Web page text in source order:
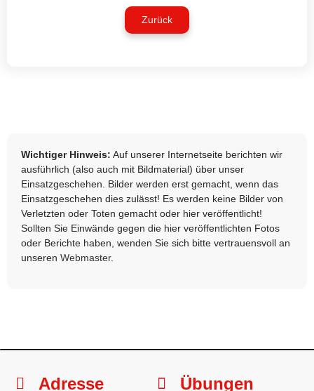
Zurück
Wichtiger Hinweis: Auf unserer Internetseite berichten wir
ausführlich (also auch mit Bildmaterial) über unser
Einsatzgeschehen. Bilder werden erst gemacht, wenn das
Einsatzgeschehen dies zulässt! Es werden keine Bilder von
Verletzten oder Toten gemacht oder hier veröffentlicht!
Sollten Sie Einwände gegen die hier veröffentlichten Fotos
oder Berichte haben, wenden Sie sich bitte vertrauensvoll an
unseren Webmaster.
Adresse Übungen